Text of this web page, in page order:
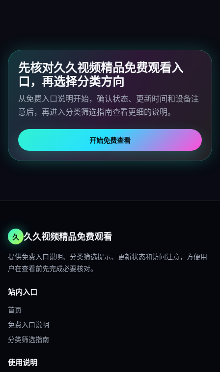
先核对久久视频精品免费观看入
口，再选择分类方向
从免费入口说明开始，确认状态、更新时间和设备注
意后，再进入分类筛选指南查看更细的说明。
开始免费查看
久 久久视频精品免费观看
提供免费入口说明、分类筛选提示、更新状态和访问注意，方便用
户在查看前先完成必要核对。
站内入口
首页
免费入口说明
分类筛选指南
使用说明